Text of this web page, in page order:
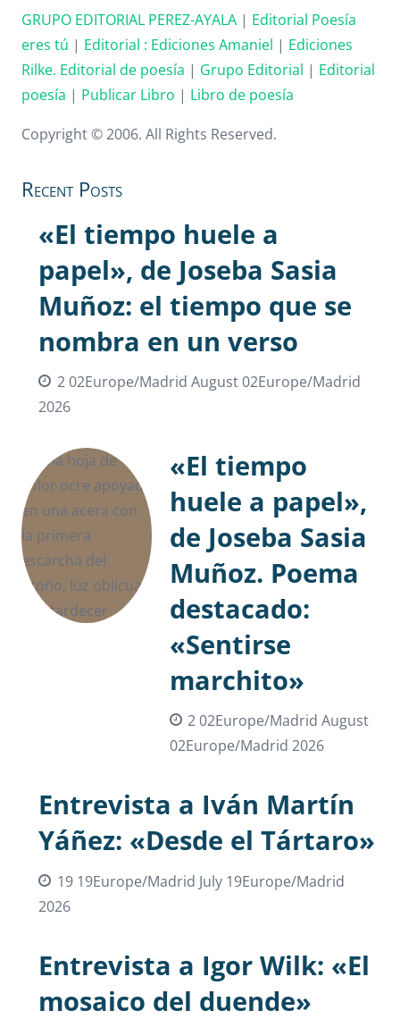
GRUPO EDITORIAL PEREZ-AYALA | Editorial Poesía
eres tú | Editorial : Ediciones Amaniel | Ediciones
Rilke. Editorial de poesía | Grupo Editorial | Editorial
poesía | Publicar Libro | Libro de poesía
Copyright © 2006. All Rights Reserved.
Recent Posts
«El tiempo huele a
papel», de Joseba Sasia
Muñoz: el tiempo que se
nombra en un verso
2 02Europe/Madrid August 02Europe/Madrid
2026
«El tiempo
huele a papel»,
de Joseba Sasia
Muñoz. Poema
destacado:
«Sentirse
marchito»
2 02Europe/Madrid August
02Europe/Madrid 2026
Entrevista a Iván Martín
Yáñez: «Desde el Tártaro»
19 19Europe/Madrid July 19Europe/Madrid
2026
Entrevista a Igor Wilk: «El
mosaico del duende»